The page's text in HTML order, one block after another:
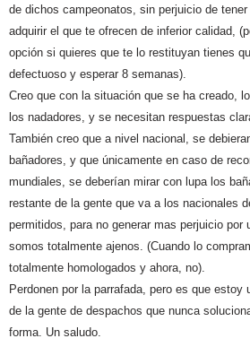
de dichos campeonatos, sin perjuicio de
adquirir el que te ofrecen de inferior calidad,
opción si quieres que te lo restituyan tienes
defectuoso y esperar 8 semanas).
Creo que con la situación que se ha creado,
los nadadores, y se necesitan respuestas
También creo que a nivel nacional, se
bañadores, y que únicamente en caso de
mundiales, se deberían mirar con lupa los
restante de la gente que va a los nacionales
permitidos, para no generar mas perjuicio por
somos totalmente ajenos. (Cuando lo
totalmente homologados y ahora, no).
Perdonen por la parrafada, pero es que estoy
de la gente de despachos que nunca
forma. Un saludo.